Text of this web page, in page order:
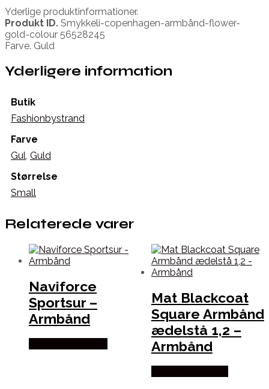
Yderlige produktinformationer.
Produkt ID. Smykkeli-copenhagen-armbånd-flower-
gold-colour 56528245
Farve. Guld
Yderligere information
Butik
Fashionbystrand
Farve
Gul, Guld
Størrelse
Small
Relaterede varer
Naviforce
Sportsur –
Armbånd
Mat Blackcoat
Square Armbånd
ædelstå 1,2 –
Armbånd